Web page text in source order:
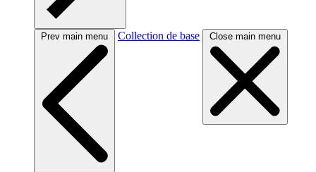
Prev main menu Collection de base Close main menu